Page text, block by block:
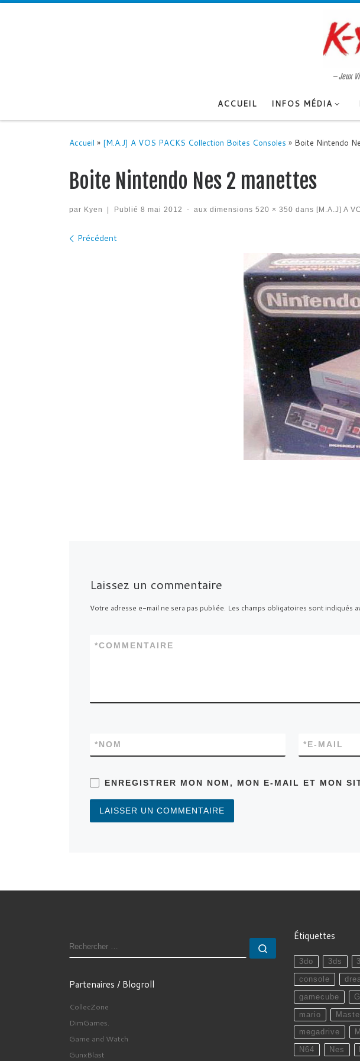
– Jeux
ACCUEIL INFOS MÉDIA
Accueil » [M.A.J] A VOS PACKS Collection Boites Consoles » Boite Nintendo
Boite Nintendo Nes 2 manettes
par Kyen | Publié 8 mai 2012 - aux dimensions 520 × 350 dans [M.A.J] A
Navigation des images
Précédent
Laissez un commentaire
Votre adresse e-mail ne sera pas publiée. Les champs obligatoires sont indiqués
COMMENTAIRE
*
NOM
* E-MAIL
*
ENREGISTRER MON NOM, MON E-MAIL ET MON
RECHERCHER
Partenaires / Blogroll
CollecZone
DimGames.
Game and Watch
GunxBlast
Étiquettes
3do 3ds
console
gamecube
mario
megadrive
N64 Nes